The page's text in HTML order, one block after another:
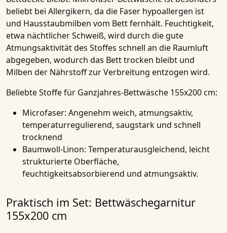
beliebt bei Allergikern, da die Faser hypoallergen ist
und Hausstaubmilben vom Bett fernhält. Feuchtigkeit,
etwa nächtlicher Schweiß, wird durch die gute
Atmungsaktivität des Stoffes schnell an die Raumluft
abgegeben, wodurch das Bett trocken bleibt und
Milben der Nährstoff zur Verbreitung entzogen wird.
Beliebte Stoffe für Ganzjahres-Bettwäsche 155x200 cm:
Microfaser: Angenehm weich, atmungsaktiv,
temperaturregulierend, saugstark und schnell
trocknend
Baumwoll-Linon: Temperaturausgleichend, leicht
strukturierte Oberfläche,
feuchtigkeitsabsorbierend und atmungsaktiv.
Praktisch im Set: Bettwäschegarnitur
155x200 cm